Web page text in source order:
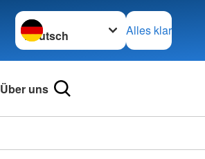
Sprache wechseln zu
Alles klar
Über uns